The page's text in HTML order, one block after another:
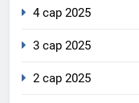
4 сар 2025
3 сар 2025
2 сар 2025